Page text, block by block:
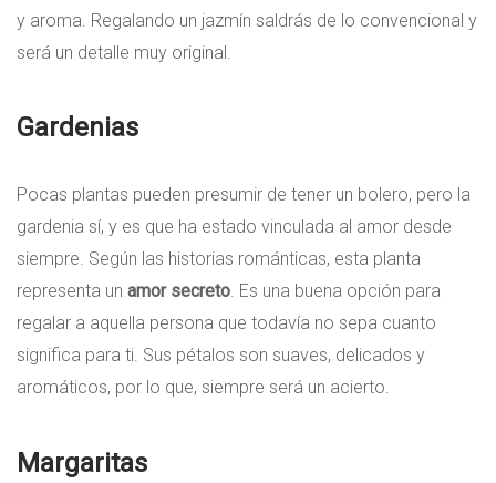
y aroma. Regalando un jazmín saldrás de lo convencional y
será un detalle muy original.
Gardenias
Pocas plantas pueden presumir de tener un bolero, pero la
gardenia sí, y es que ha estado vinculada al amor desde
siempre. Según las historias románticas, esta planta
representa un amor secreto. Es una buena opción para
regalar a aquella persona que todavía no sepa cuanto
significa para ti. Sus pétalos son suaves, delicados y
aromáticos, por lo que, siempre será un acierto.
Margaritas